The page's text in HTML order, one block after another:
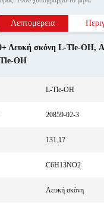
Λεπτομέρεια
Λευκή σκόνη L-Tle-OH,
OH
L-Tle-OH
20859-02-3
131.17
C6H13NO2
Λευκή σκόνη